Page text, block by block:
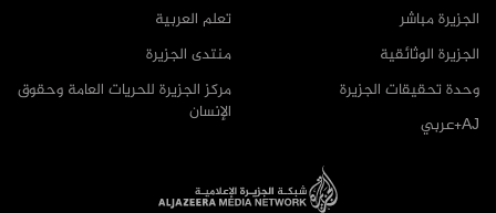
تعلم العربية
منتدى الجزيرة
مركز الجزيرة للحريات العامة وحقوق
الإنسان
الجزيرة مباشر
الجزيرة الوثائقية
وحدة تحقيقات الجزيرة
AJ+عربي